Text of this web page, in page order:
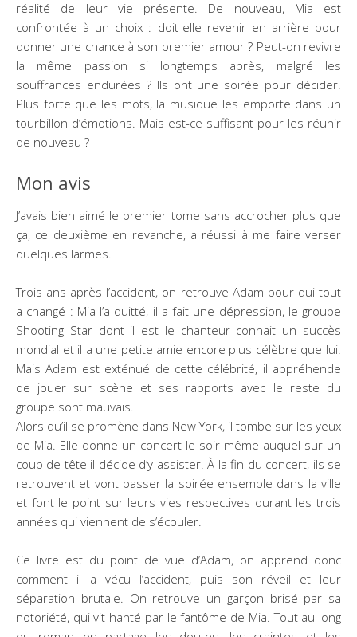
réalité de leur vie présente. De nouveau, Mia est
confrontée à un choix : doit-elle revenir en arrière pour
donner une chance à son premier amour ? Peut-on revivre
la même passion si longtemps après, malgré les
souffrances endurées ? Ils ont une soirée pour décider.
Plus forte que les mots, la musique les emporte dans un
tourbillon d’émotions. Mais est-ce suffisant pour les réunir
de nouveau ?
Mon avis
J’avais bien aimé le premier tome sans accrocher plus que
ça, ce deuxième en revanche, a réussi à me faire verser
quelques larmes.
Trois ans après l’accident, on retrouve Adam pour qui tout
a changé : Mia l’a quitté, il a fait une dépression, le groupe
Shooting Star dont il est le chanteur connait un succès
mondial et il a une petite amie encore plus célèbre que lui.
Mais Adam est exténué de cette célébrité, il appréhende
de jouer sur scène et ses rapports avec le reste du
groupe sont mauvais.
Alors qu’il se promène dans New York, il tombe sur les yeux
de Mia. Elle donne un concert le soir même auquel sur un
coup de tête il décide d’y assister. À la fin du concert, ils se
retrouvent et vont passer la soirée ensemble dans la ville
et font le point sur leurs vies respectives durant les trois
années qui viennent de s’écouler.
Ce livre est du point de vue d’Adam, on apprend donc
comment il a vécu l’accident, puis son réveil et leur
séparation brutale. On retrouve un garçon brisé par sa
notoriété, qui vit hanté par le fantôme de Mia. Tout au long